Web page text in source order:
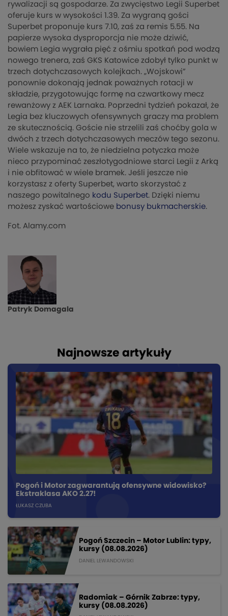
rywalizacji są gospodarze. Za zwycięstwo Legii Superbet
oferuje kurs w wysokości 1.39. Za wygraną gości
Superbet proponuje kurs 7.10, zaś za remis 5.55. Na
papierze wysoka dysproporcja nie może dziwić,
bowiem Legia wygrała pięć z ośmiu spotkań pod wodzą
nowego trenera, zaś GKS Katowice zdobył tylko punkt w
trzech dotychczasowych kolejkach. „Wojskowi”
ponownie dokonają jednak poważnych rotacji w
składzie, przygotowując formę na czwartkowy mecz
rewanżowy z AEK Larnaka. Poprzedni tydzień pokazał, że
Legia bez kluczowych ofensywnych graczy ma problem
ze skutecznością. Goście nie strzelili zaś choćby gola w
dwóch z trzech dotychczasowych meczów tego sezonu.
Wiele wskazuje na to, że niedzielna potyczka może
nieco przypominać zeszłotygodniowe starci Legii z Arką
i nie obfitować w wiele bramek. Jeśli jeszcze nie
korzystasz z oferty Superbet, warto skorzystać z
naszego powitalnego kodu Superbet. Dzięki niemu
możesz zyskać wartościowe bonusy bukmacherskie.
Fot. Alamy.com
Patryk Domagala
Najnowsze artykuły
Pogoń i Motor zagwarantują ofensywne widowisko?
Ekstraklasa AKO 2.27!
ŁUKASZ CZUBA
Pogoń Szczecin – Motor Lublin: typy,
kursy (08.08.2026)
DANIEL LEWANDOWSKI
Radomiak – Górnik Zabrze: typy,
kursy (08.08.2026)